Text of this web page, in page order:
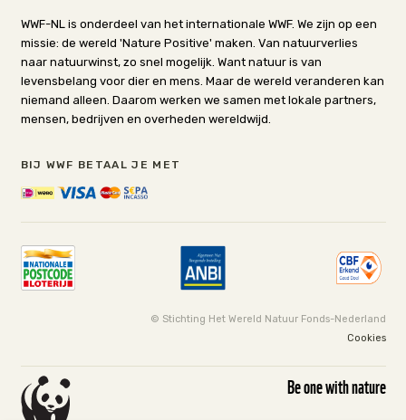
WWF-NL is onderdeel van het internationale WWF. We zijn op een
missie: de wereld 'Nature Positive' maken. Van natuurverlies
naar natuurwinst, zo snel mogelijk. Want natuur is van
levensbelang voor dier en mens. Maar de wereld veranderen kan
niemand alleen. Daarom werken we samen met lokale partners,
mensen, bedrijven en overheden wereldwijd.
BIJ WWF BETAAL JE MET
© Stichting Het Wereld Natuur Fonds-Nederland
Cookies
Be one with nature